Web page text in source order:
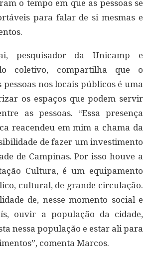
o tempo em que as pessoas se
para falar de si mesmas e
pesquisador da Unicamp e
coletivo, compartilha que o
pessoas nos locais públicos é uma
os espaços que podem servir
as pessoas. “Essa presença
reacendeu em mim a chama da
de fazer um investimento
de Campinas. Por isso houve a
Cultura, é um equipamento
cultural, de grande circulação.
de, nesse momento social e
ouvir a população da cidade,
nessa população e estar ali para
comenta Marcos.